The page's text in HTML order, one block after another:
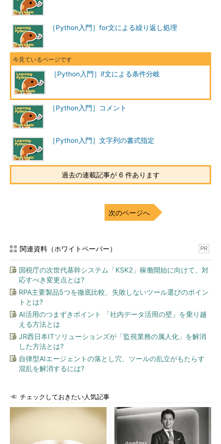
［Python入門］for文による繰り返し処理
［Python入門］if文による条件分岐
［Python入門］コメント
［Python入門］文字列の書式指定
過去の連載記事が 6 件あります
次のページへ
関連資料（ホワイトペーパー） PR
国税庁の次世代基幹システム「KSK2」稼働開始に向けて、対
応すべき変更点とは?
RPA主要製品5つを徹底比較、失敗しないツール選びのポイン
トとは?
AI活用のつまずきポイント 「社内データ活用の壁」を乗り越
える方法とは
JR西日本ITソリューションズが「監視業務の属人化」を解消
した方法とは?
自律型AIエージェントの落とし穴、ツールの乱立がもたらす
混乱を解消するには?
チェックしておきたい人気記事